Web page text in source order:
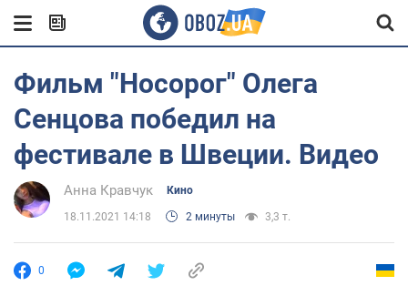
Фильм "Носорог" Олега
Сенцова победил на
фестивале в Швеции. Видео
Анна Кравчук Кино
18.11.2021 14:18 2 минуты 3,3 т.
0